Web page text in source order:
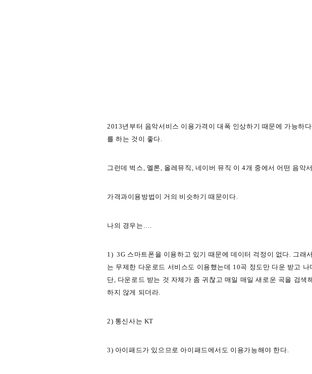
2013년 부터 음악서비스 이용가격이 대폭 인상하기 때문에 가능하
를 하는 것이 좋다.
그런데 벅스, 멜론, 올레뮤직, 네이버 뮤직 이 4개 중에서 어떤 음악
가격과이용방법이 거의 비슷하기 때문이다.
나의 경우는….
1) 3G 스마트폰을 이용하고 있기 때문에 데이터 걱정이 없다. 그래
는 무제한 다운로드 서비스도 이용했는데 10곡 정도만 다운 받고
단, 다운로드 받는 것 자체가 좀 귀찮고 매일 매일 새로운 곡을 검색
하지 않게 되더라.
2) 통신사는 KT
3) 아이패드가 있으므로 아이패드에서도 이용가능해야 한다.